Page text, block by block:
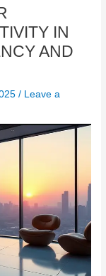
IN
AND
/ Leave a